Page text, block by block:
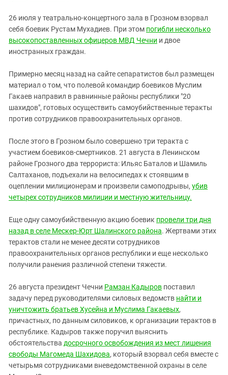
26 июля у театрально-концертного зала в Грозном взорвал
себя боевик Рустам Мухадиев. При этом погибли несколько
высокопоставленных офицеров МВД Чечни и двое
иностранных граждан.
Примерно месяц назад на сайте сепаратистов был размещен
материал о том, что полевой командир боевиков Муслим
Гакаев направил в равнинные районы республики "20
шахидов", готовых осуществить самоубийственные теракты
против сотрудников правоохранительных органов.
После этого в Грозном было совершено три теракта с
участием боевиков-смертников. 21 августа в Ленинском
районе Грозного два террориста: Ильяс Баталов и Шамиль
Салтаханов, подъехали на велосипедах к стоявшим в
оцеплении милиционерам и произвели самоподрывы, убив
четырех сотрудников милиции и местную жительницу.
Еще одну самоубийственную акцию боевик провели три дня
назад в селе Мескер-Юрт Шалинского района. Жертвами этих
терактов стали не менее десяти сотрудников
правоохранительных органов республики и еще несколько
получили ранения различной степени тяжести.
26 августа президент Чечни Рамзан Кадыров поставил
задачу перед руководителями силовых ведомств найти и
уничтожить братьев Хусейна и Муслима Гакаевых,
причастных, по данным силовиков, к организации терактов в
республике. Кадыров также поручил выяснить
обстоятельства досрочного освобождения из мест лишения
свободы Магомеда Шахидова, который взорвал себя вместе с
четырьмя сотрудниками вневедомственной охраны в селе